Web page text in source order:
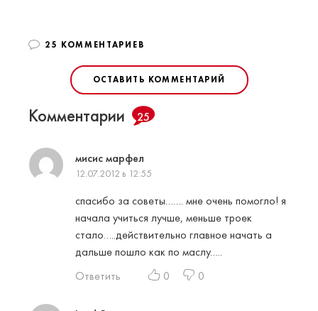
25 КОММЕНТАРИЕВ
ОСТАВИТЬ КОММЕНТАРИЙ
Комментарии 25
мисис марфел
12.07.2012 в 12:55
спасибо за советы……. мне очень помогло! я
начала учиться лучше, меньше троек
стало…..действительно главное начать а
дальше пошло как по маслу…..
Ответить
0 0